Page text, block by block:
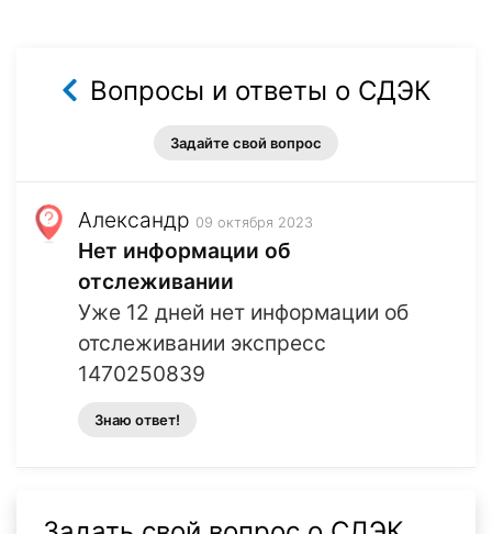
Вопросы и ответы о СДЭК
Задайте свой вопрос
Александр 09 октября 2023
Нет информации об
отслеживании
Уже 12 дней нет информации об
отслеживании экспресс
1470250839
Знаю ответ!